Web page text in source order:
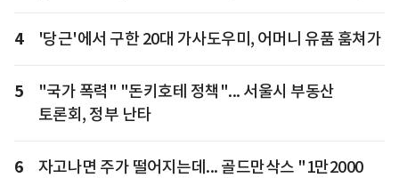
4 '당근'에서 구한 20대 가사도우미, 어머니 유품 훔쳐가
5
"국가 폭력" "돈키호테 정책"... 서울시 부동산
토론회, 정부 난타
6
자고나면 주가 떨어지는데... 골드만삭스 "1만2000